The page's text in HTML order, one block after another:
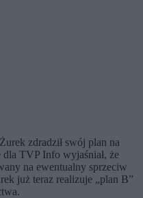
zdradził swój plan na
TVP Info wyjaśniał, że
na ewentualny sprzeciw
już teraz realizuje „plan B”